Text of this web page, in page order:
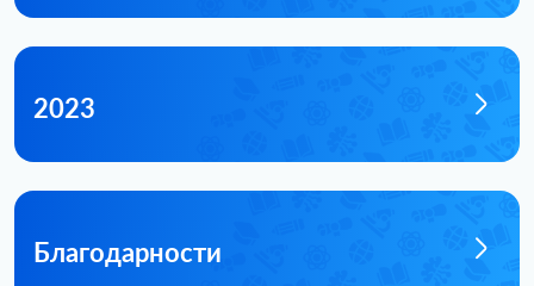
2023
Благодарности